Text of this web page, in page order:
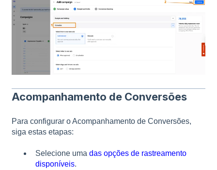
Acompanhamento de Conversões
Para configurar o Acompanhamento de Conversões,
siga estas etapas:
Selecione uma das opções de rastreamento
disponíveis.